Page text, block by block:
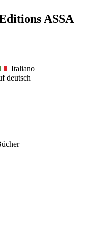
ASSA
Italiano
deutsch